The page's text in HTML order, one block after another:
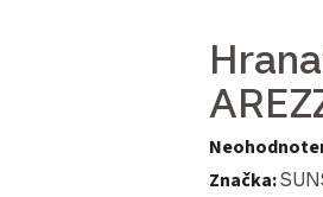
Priemerné
Značka: